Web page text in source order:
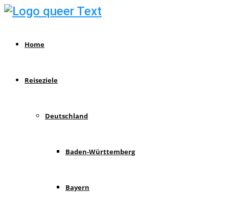
Home
Reiseziele
Deutschland
Baden-Württemberg
Bayern